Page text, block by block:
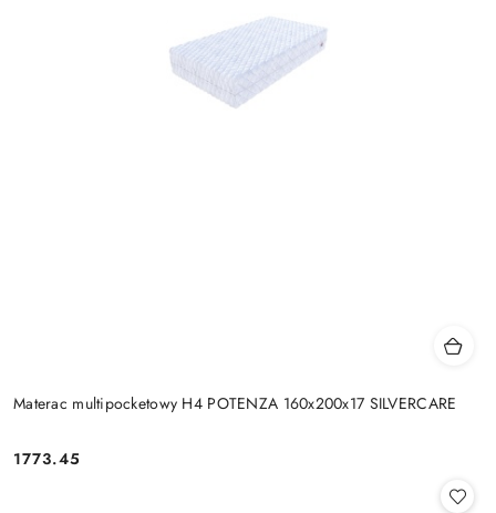
Materac multipocketowy H4 POTENZA 160x200x17 SILVERCARE
Cena:
1773.45